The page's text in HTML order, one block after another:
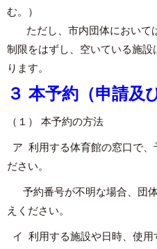
む。）
ただし、市内団体において
制限をはずし、空いている施
ります。
３ 本予約（申請及
（１） 本予約の方法
ア 利用する体育館の窓口で、
ださい。
予約番号が不明な場合、団
えください。
イ 利用する施設や日時、使用